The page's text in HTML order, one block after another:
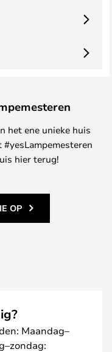
het ene unieke huis
hier terug!
OP
Maandag–